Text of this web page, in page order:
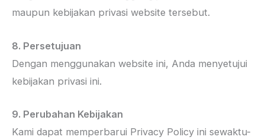
maupun kebijakan privasi website tersebut.
8. Persetujuan
Dengan menggunakan website ini, Anda menyetujui
kebijakan privasi ini.
9. Perubahan Kebijakan
Kami dapat memperbarui Privacy Policy ini sewaktu-